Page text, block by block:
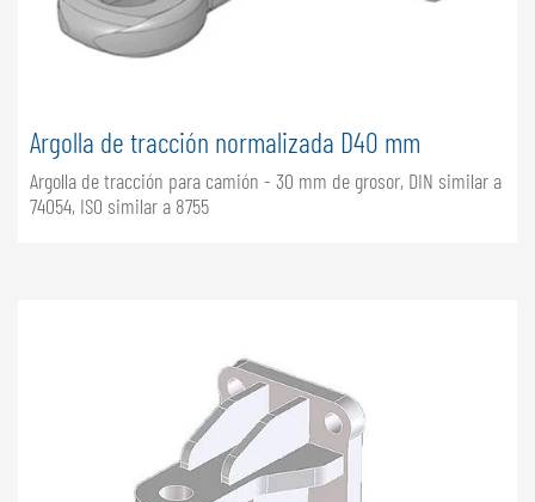
Argolla de tracción normalizada D40 mm
Argolla de tracción para camión - 30 mm de grosor, DIN similar a
74054, ISO similar a 8755